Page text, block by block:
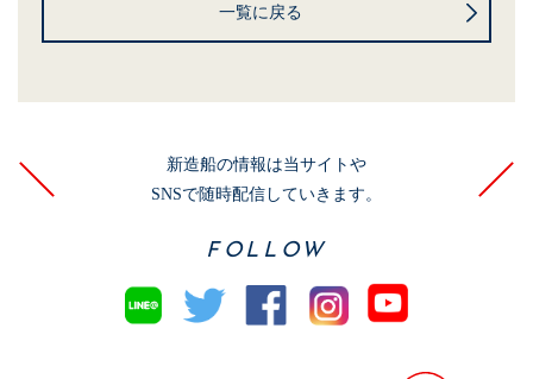
一覧に戻る
新造船の情報は当サイトや
SNSで随時配信していきます。
FOLLOW